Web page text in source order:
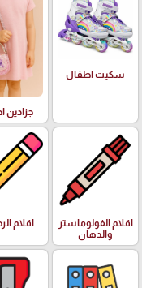
سكيت اطفال
جزادين
اقلام الفولوماستر
والدهان
اقلام